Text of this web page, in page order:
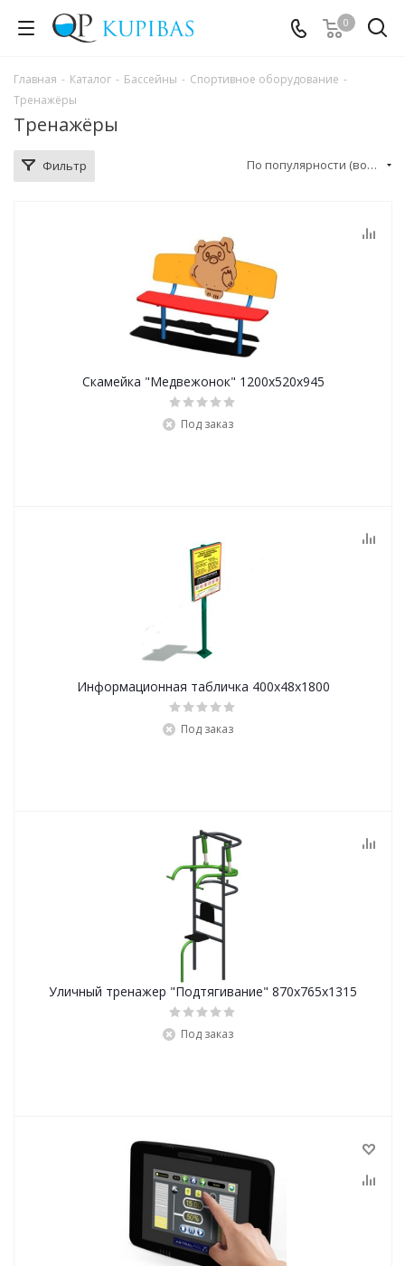
0
Главная - Каталог - Бассейны - Спортивное оборудование -
Тренажёры
Тренажёры
Фильтр По популярности (возрастание)
Скамейка "Медвежонок" 1200х520х945
Под заказ
Информационная табличка 400х48х1800
Под заказ
Уличный тренажер "Подтягивание" 870х765х1315
Под заказ